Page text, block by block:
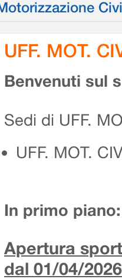
UFF. MOT.
Benvenuti sul
Sedi di UFF.
UFF. MOT.
In primo piano:
Apertura
dal 01/04/2026